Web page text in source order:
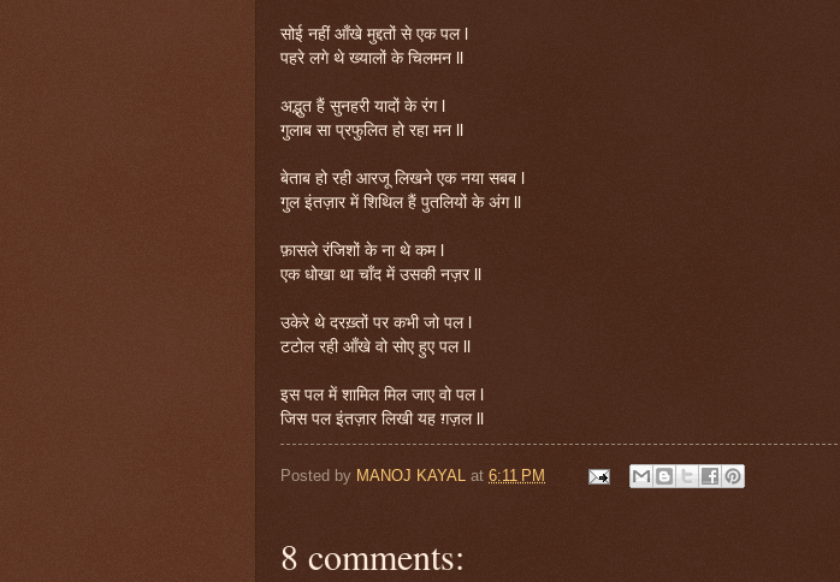
सोई नहीं आँखे मुद्दतों से एक पल l
पहरे लगे थे ख्यालों के चिलमन ll
अद्भुत हैं सुनहरी यादों के रंग l
गुलाब सा प्रफुलित हो रहा मन ll
बेताब हो रही आरजू लिखने एक नया सबब l
गुल इंतज़ार में शिथिल हैं पुतलियों के अंग ll
फ़ासले रंजिशों के ना थे कम l
एक धोखा था चाँद में उसकी नज़र ll
उकेरे थे दरख़्तों पर कभी जो पल l
टटोल रही आँखे वो सोए हुए पल ll
इस पल में शामिल मिल जाए वो पल l
जिस पल इंतज़ार लिखी यह ग़ज़ल ll
Posted by MANOJ KAYAL at 6:11 PM
8 comments: